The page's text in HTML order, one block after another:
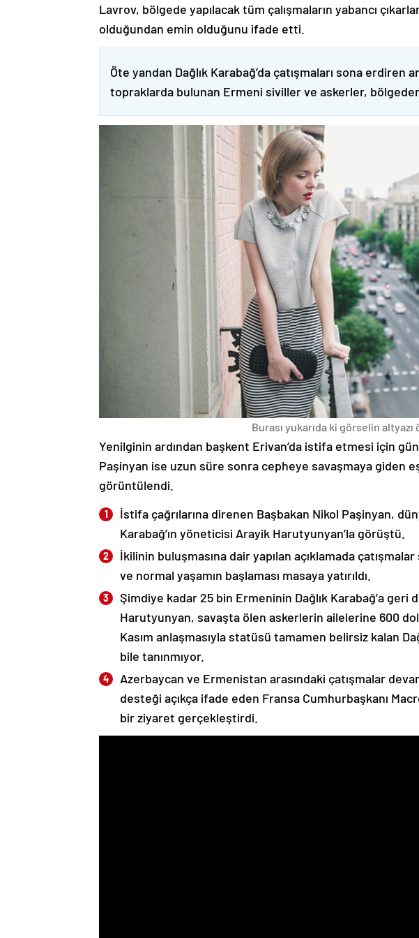
Lavrov, bölgede yapılacak tüm çalışmaların yabancı
olduğundan emin olduğunu ifade etti.
Öte yandan Dağlık Karabağ’da çatışmaları sona erdiren
topraklarda bulunan Ermeni siviller ve askerler,
Burası yukarıda ki görselin
Yenilginin ardından başkent Erivan’da istifa etmesi için
Paşinyan ise uzun süre sonra cepheye savaşmaya giden
görüntülendi.
İstifa çağrılarına direnen Başbakan Nikol Paşinyan,
Karabağ’ın yöneticisi Arayik Harutyunyan’la görüştü.
İkilinin buluşmasına dair yapılan açıklamada
ve normal yaşamın başlaması masaya yatırıldı.
Şimdiye kadar 25 bin Ermeninin Dağlık Karabağ’a geri
Harutyunyan, savaşta ölen askerlerin ailelerine 600
Kasım anlaşmasıyla statüsü tamamen belirsiz kalan
bile tanınmıyor.
Azerbaycan ve Ermenistan arasındaki çatışmalar
desteği açıkça ifade eden Fransa Cumhurbaşkanı
bir ziyaret gerçekleştirdi.